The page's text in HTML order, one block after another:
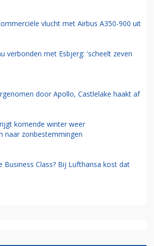
vlucht met Airbus A350-900 uit
verbonden met Esbjerg: 'scheelt zeven
door Apollo, Castlelake haakt af
komende winter weer
naar zonbestemmingen
Business Class? Bij Lufthansa kost dat